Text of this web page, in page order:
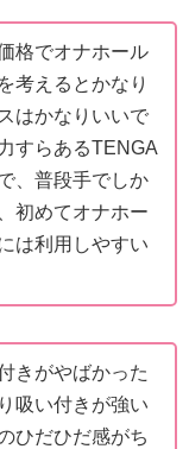
格でオナホール
考えるとかなり
はかなりいいで
すらあるTENGA
、普段手でしか
初めてオナホー
は利用しやすい
きがやばかった
吸い付きが強い
ひだひだ感がち